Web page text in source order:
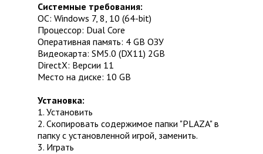
Системные требования:
ОС: Windows 7, 8, 10 (64-bit)
Процессор: Dual Core
Оперативная память: 4 GB ОЗУ
Видеокарта: SM5.0 (DX11) 2GB
DirectX: Версии 11
Место на диске: 10 GB
Установка:
1. Установить
2. Скопировать содержимое папки "PLAZA" в
папку с установленной игрой, заменить.
3. Играть